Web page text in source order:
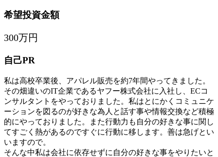
希望投資金額
300万円
自己PR
私は高校卒業後、アパレル販売を約7年間やってきました。
その畑違いのIT企業であるヤフー株式会社に入社し、ECコ
ンサルタントをやっておりました。私はとにかくコミュニケ
ーションを図るのが好きな為人と話す事や情報交換など積極
的にやっておりました。また行動力も自分の好きな事に関し
てすごく熱があるのですぐに行動に移します。善は急げとい
いますので。
そんな中私は会社に依存せずに自分の好きな事をやりたいと